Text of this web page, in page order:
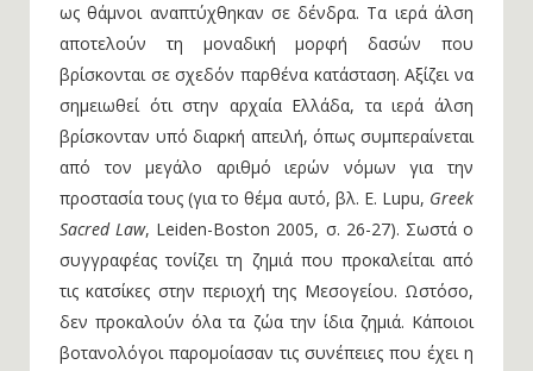
ως θάμνοι αναπτύχθηκαν σε δένδρα. Τα ιερά άλση
αποτελούν τη μοναδική μορφή δασών που
βρίσκονται σε σχεδόν παρθένα κατάσταση. Αξίζει να
σημειωθεί ότι στην αρχαία Ελλάδα, τα ιερά άλση
βρίσκονταν υπό διαρκή απειλή, όπως συμπεραίνεται
από τον μεγάλο αριθμό ιερών νόμων για την
προστασία τους (για το θέμα αυτό, βλ. E. Lupu, Greek
Sacred Law, Leiden-Boston 2005, σ. 26-27). Σωστά ο
συγγραφέας τονίζει τη ζημιά που προκαλείται από
τις κατσίκες στην περιοχή της Μεσογείου. Ωστόσο,
δεν προκαλούν όλα τα ζώα την ίδια ζημιά. Κάποιοι
βοτανολόγοι παρομοίασαν τις συνέπειες που έχει η